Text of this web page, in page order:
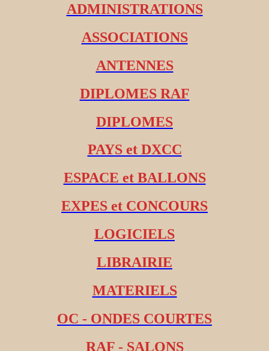
ADMINISTRATIONS
ASSOCIATIONS
ANTENNES
DIPLOMES RAF
DIPLOMES
PAYS et DXCC
ESPACE et BALLONS
EXPES et CONCOURS
LOGICIELS
LIBRAIRIE
MATERIELS
OC - ONDES COURTES
RAF - SALONS